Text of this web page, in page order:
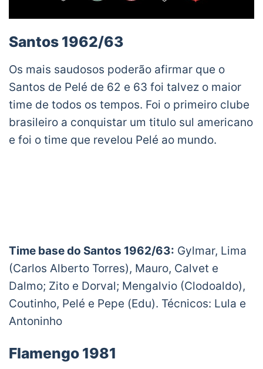
Santos 1962/63
Os mais saudosos poderão afirmar que o
Santos de Pelé de 62 e 63 foi talvez o maior
time de todos os tempos. Foi o primeiro clube
brasileiro a conquistar um titulo sul americano
e foi o time que revelou Pelé ao mundo.
Time base do Santos 1962/63: Gylmar, Lima
(Carlos Alberto Torres), Mauro, Calvet e
Dalmo; Zito e Dorval; Mengalvio (Clodoaldo),
Coutinho, Pelé e Pepe (Edu). Técnicos: Lula e
Antoninho
Flamengo 1981